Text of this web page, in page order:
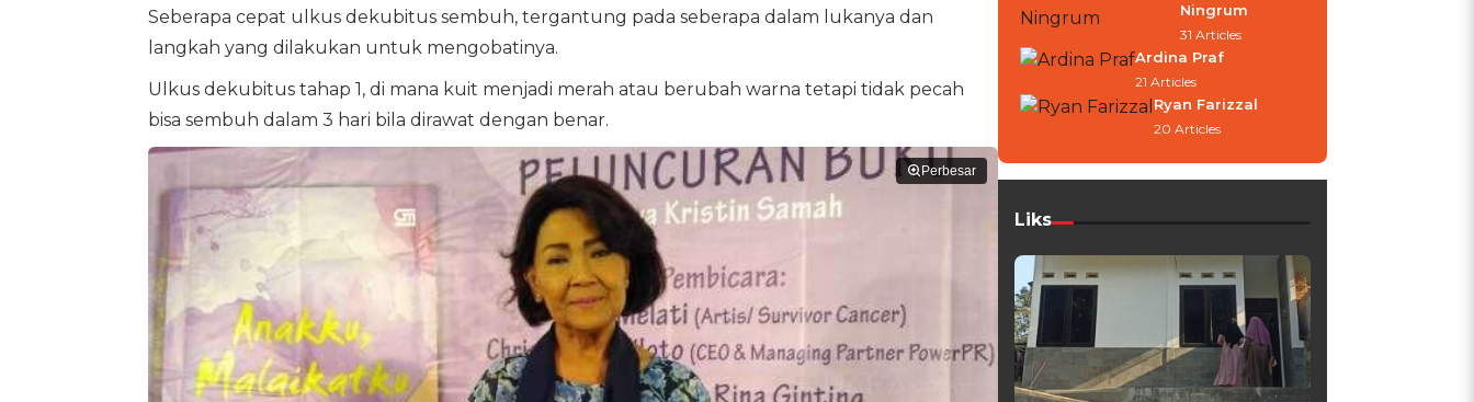
Seberapa cepat ulkus dekubitus sembuh, tergantung pada seberapa dalam lukanya dan
langkah yang dilakukan untuk mengobatinya.
Ulkus dekubitus tahap 1, di mana kuit menjadi merah atau berubah warna tetapi tidak pecah
bisa sembuh dalam 3 hari bila dirawat dengan benar.
Perbesar
Ningrum
31 Articles
Ardina Praf
21 Articles
Ryan Farizzal
20 Articles
Liks